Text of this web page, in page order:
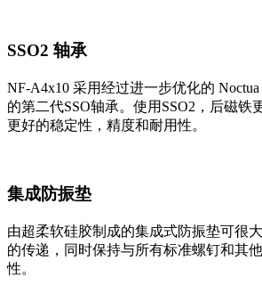
SSO2 轴承
NF-A4x10 采用经过进一步优化的
的第二代SSO轴承。使用SSO2，后磁铁
更好的稳定性，精度和耐用性。
集成防振垫
由超柔软硅胶制成的集成式防振垫可很
的传递，同时保持与所有标准螺钉和其
性。